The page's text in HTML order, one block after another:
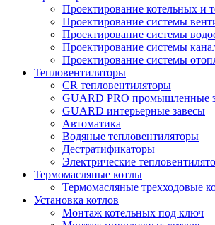
Проектирование котельных и
Проектирование системы
Проектирование системы
Проектирование системы
Проектирование системы
Тепловентиляторы
CR тепловентиляторы
GUARD PRO промышленные
GUARD интерьерные завесы
Автоматика
Водяные тепловентиляторы
Дестратификаторы
Электрические
Термомасляные котлы
Термомасляные трехходовые
Установка котлов
Монтаж котельных под ключ